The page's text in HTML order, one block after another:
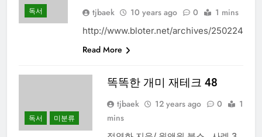
독서 tjbaek 10 years ago 0 1 mins
http://www.bloter.net/archives/250224
Read More
독서 미분류
똑똑한 개미 재테크 48
tjbaek 12 years ago 0
1
mins